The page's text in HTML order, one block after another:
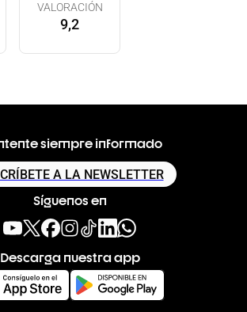
VALORACIÓN
9,2
siempre informado
A LA NEWSLETTER
Síguenos en
Descarga nuestra app